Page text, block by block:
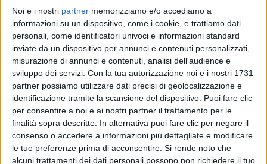
Noi e i nostri partner memorizziamo e/o accediamo a
informazioni su un dispositivo, come i cookie, e trattiamo dati
personali, come identificatori univoci e informazioni standard
inviate da un dispositivo per annunci e contenuti personalizzati,
misurazione di annunci e contenuti, analisi dell'audience e
sviluppo dei servizi. Con la tua autorizzazione noi e i nostri 1731
partner possiamo utilizzare dati precisi di geolocalizzazione e
identificazione tramite la scansione del dispositivo. Puoi fare clic
per consentire a noi e ai nostri partner il trattamento per le
finalità sopra descritte. In alternativa puoi fare clic per negare il
consenso o accedere a informazioni più dettagliate e modificare
le tue preferenze prima di acconsentire. Si rende noto che
alcuni trattamenti dei dati personali possono non richiedere il tuo
Il post suInstagramha ottenuto 25mila “mi piace”,
tra cui quelli diBiagio Antonacci,Elisa eGiuliano
Sangiorgi.
Intanto, è quasi finita l'attesa per ilvideo ufficialedi
“In questa nostra casa nuova”, il nuovosingolo
Biagio Antonacci eLaura Pausini , che
accompagnerà il lorotourinsieme neglistadi. La clip
verrà lanciata domani ma i due artisti hanno già dato
qualche piccola anticipazione, postando alcuni scatti